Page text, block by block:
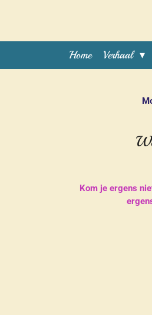
Home Verhaal
Kom je ergens